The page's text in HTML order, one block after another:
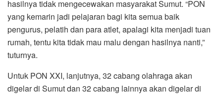
hasilnya tidak mengecewakan masyarakat Sumut. “PON
yang kemarin jadi pelajaran bagi kita semua baik
pengurus, pelatih dan para atlet, apalagi kita menjadi tuan
rumah, tentu kita tidak mau malu dengan hasilnya nanti,”
tuturnya.
Untuk PON XXI, lanjutnya, 32 cabang olahraga akan
digelar di Sumut dan 32 cabang lainnya akan digelar di